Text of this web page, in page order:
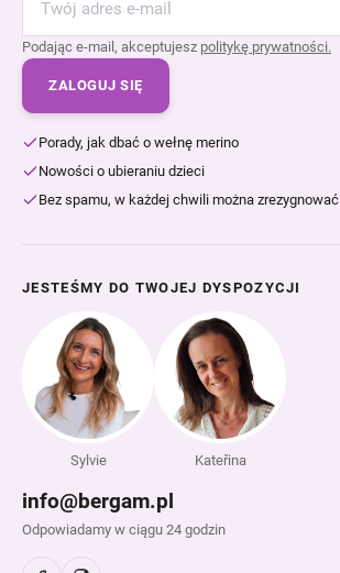
Podając e-mail, akceptujesz politykę prywatności.
ZALOGUJ SIĘ
Porady, jak dbać o wełnę merino
Nowości o ubieraniu dzieci
Bez spamu, w każdej chwili można zrezygnować
JESTEŚMY DO TWOJEJ DYSPOZYCJI
Sylvie Kateřina
info@bergam.pl
Odpowiadamy w ciągu 24 godzin